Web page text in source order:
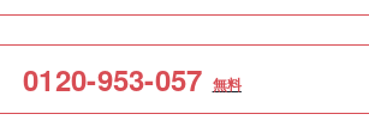
0120-953-057 無料